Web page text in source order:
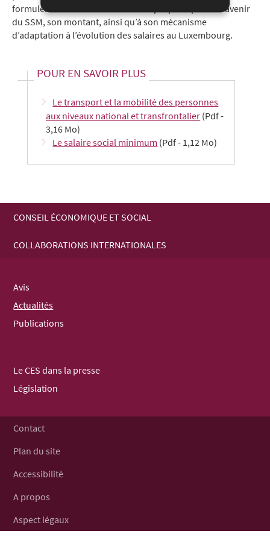
formulent leurs recommandations propres quant à l’avenir
du SSM, son montant, ainsi qu’à son mécanisme
d’adaptation à l’évolution des salaires au Luxembourg.
POUR EN SAVOIR PLUS
Le transport et la mobilité des personnes
aux niveaux national et transfrontalier (Pdf -
3,16 Mo)
Le salaire social minimum (Pdf - 1,12 Mo)
MENU
NAVIGATION
CONSEIL ÉCONOMIQUE ET SOCIAL
COLLABORATIONS INTERNATIONALES
Avis
Actualités
Publications
Le CES dans la presse
Législation
Contact
Plan du site
Accessibilité
A propos
Aspect légaux